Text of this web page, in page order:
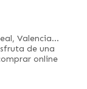
Valencia...
de una
online